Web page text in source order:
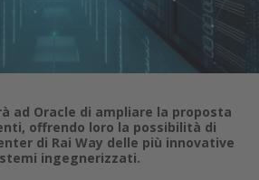
ad Oracle di ampliare la proposta
offrendo loro la possibilità di
di Rai Way delle più innovative
ingegnerizzati.